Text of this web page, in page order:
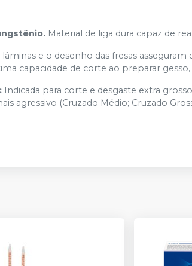
Material de liga dura capaz de
e o desenho das fresas
capacidade de corte ao preparar
Indicada para corte e desgaste extra
agressivo (Cruzado Médio; Cruzado